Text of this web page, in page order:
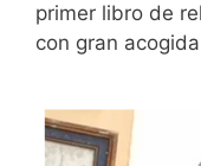
primer libro de
con gran